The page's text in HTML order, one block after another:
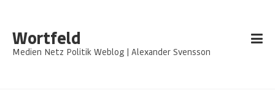
Wortfeld
Medien Netz Politik Weblog | Alexander Svensson